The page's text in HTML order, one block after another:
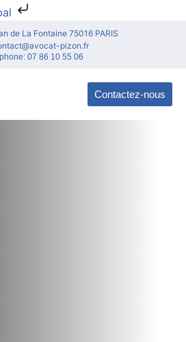
de La Fontaine 75016 PARIS
pizon.fr
07 86 10 55 06
Contactez-nous